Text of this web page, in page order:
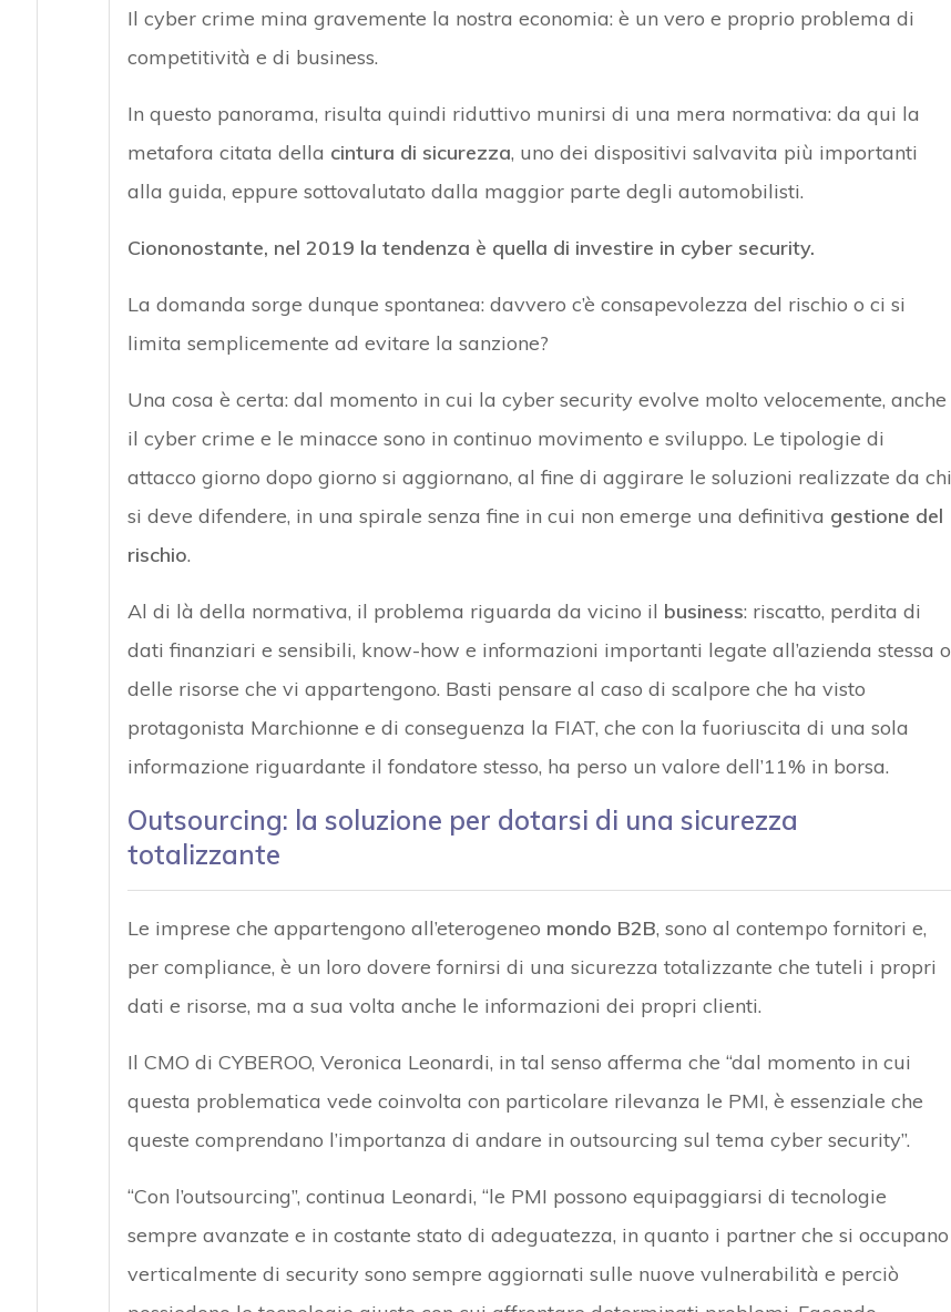
Il cyber crime mina gravemente la nostra economia: è un vero e proprio problema di
competitività e di business.
In questo panorama, risulta quindi riduttivo munirsi di una mera normativa: da qui la
metafora citata della cintura di sicurezza, uno dei dispositivi salvavita più importanti
alla guida, eppure sottovalutato dalla maggior parte degli automobilisti.
Ciononostante, nel 2019 la tendenza è quella di investire in cyber security.
La domanda sorge dunque spontanea: davvero c’è consapevolezza del rischio o ci si
limita semplicemente ad evitare la sanzione?
Una cosa è certa: dal momento in cui la cyber security evolve molto velocemente, anche
il cyber crime e le minacce sono in continuo movimento e sviluppo. Le tipologie di
attacco giorno dopo giorno si aggiornano, al fine di aggirare le soluzioni realizzate da chi
si deve difendere, in una spirale senza fine in cui non emerge una definitiva gestione del
rischio.
Al di là della normativa, il problema riguarda da vicino il business: riscatto, perdita di
dati finanziari e sensibili, know-how e informazioni importanti legate all’azienda stessa o
delle risorse che vi appartengono. Basti pensare al caso di scalpore che ha visto
protagonista Marchionne e di conseguenza la FIAT, che con la fuoriuscita di una sola
informazione riguardante il fondatore stesso, ha perso un valore dell’11% in borsa.
Outsourcing: la soluzione per dotarsi di una sicurezza
totalizzante
Le imprese che appartengono all’eterogeneo mondo B2B, sono al contempo fornitori e,
per compliance, è un loro dovere fornirsi di una sicurezza totalizzante che tuteli i propri
dati e risorse, ma a sua volta anche le informazioni dei propri clienti.
Il CMO di CYBEROO, Veronica Leonardi, in tal senso afferma che “dal momento in cui
questa problematica vede coinvolta con particolare rilevanza le PMI, è essenziale che
queste comprendano l’importanza di andare in outsourcing sul tema cyber security”.
“Con l’outsourcing”, continua Leonardi, “le PMI possono equipaggiarsi di tecnologie
sempre avanzate e in costante stato di adeguatezza, in quanto i partner che si occupano
verticalmente di security sono sempre aggiornati sulle nuove vulnerabilità e perciò